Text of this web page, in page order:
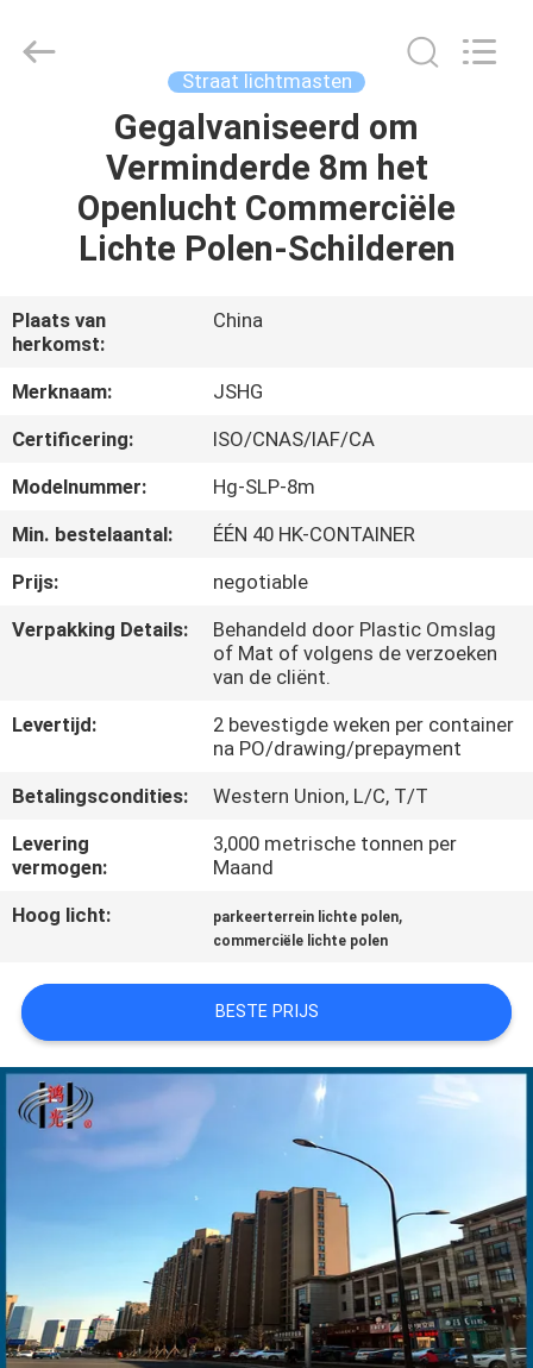
PRODUCTEN
VR-
SHOW
ONGEVEER
FABRIEKSREIS
KWALITEITSCONTROLE
CONTACTEER
ONS
NIEUWS
VERZOEK
CITAAT
SITEMAP
PRIVACYBELEID
co.,ltd.
Straat lichtmasten
Gegalvaniseerd om
Verminderde 8m het
Openlucht Commerciële
Lichte Polen-Schilderen
Plaats van
herkomst:
China
Merknaam:
JSHG
Certificering:
ISO/CNAS/IAF/CA
Modelnummer:
Hg-SLP-8m
Min. bestelaantal:
ÉÉN 40 HK-CONTAINER
Prijs:
negotiable
Verpakking Details:
Behandeld door Plastic Omslag
of Mat of volgens de verzoeken
van de cliënt.
Levertijd:
2 bevestigde weken per container
na PO/drawing/prepayment
Betalingscondities:
Western Union, L/C, T/T
Levering
vermogen:
3,000 metrische tonnen per
Maand
Hoog licht:
parkeerterrein lichte polen,
commerciële lichte polen
BESTE PRIJS